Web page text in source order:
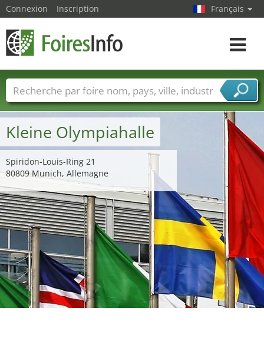
Kleine Olympiahalle
Spiridon-Louis-Ring 21
80809 Munich, Allemagne
Connexion Inscription Français
Toggle
Foire noms Pays Villes
Secteurs de foire
Secteurs du fournisseur de services